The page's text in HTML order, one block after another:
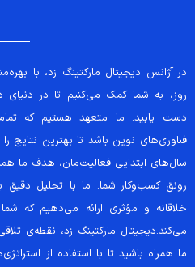
در آژانس دیجیتال مارکتینگ زد، با
روز، به شما کمک می‌کنیم تا در
دست یابید. ما متعهد هستیم که
فناوری‌های نوین باشد تا بهترین نتایج
سال‌های ابتدایی فعالیت‌مان، هدف ما
رونق کسب‌وکار شما. ما با تحلیل دقیق
خلاقانه و مؤثری ارائه می‌دهیم که
می‌کند.دیجیتال مارکتینگ زد، نقطه‌ی
ما همراه باشید تا با استفاده از